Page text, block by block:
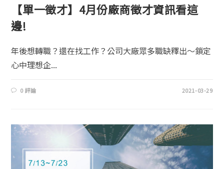
【單一徵才】4月份廠商徵才資訊看這
邊!
年後想轉職？還在找工作？公司大廠眾多職缺釋出～鎖定
心中理想企...
0 評論 2021-03-29